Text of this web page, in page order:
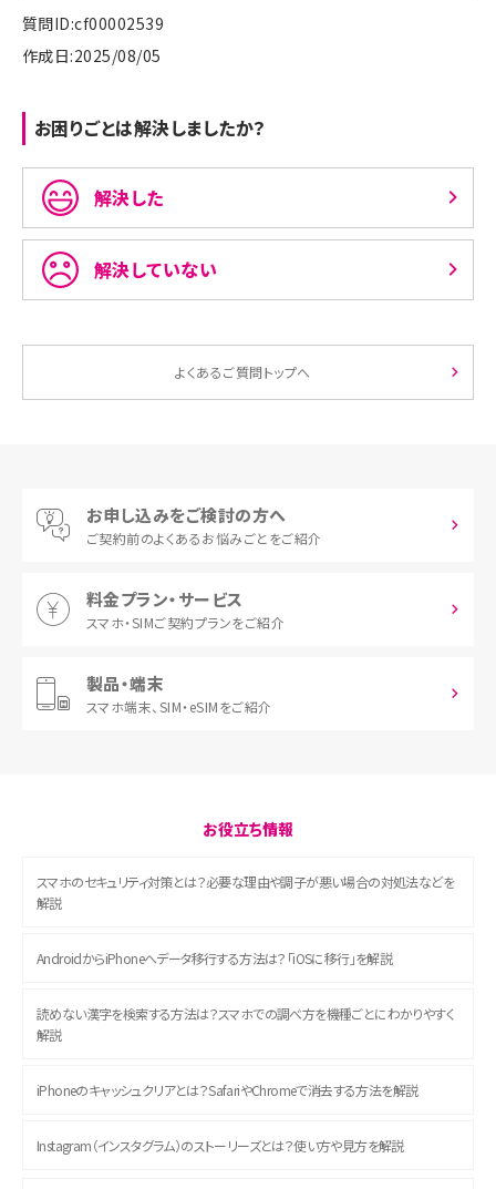
質問ID:cf00002539
作成日:2025/08/05
お困りごとは解決しましたか？
解決した
解決していない
よくあるご質問トップへ
お申し込みをご検討の方へ
ご契約前のよくあるお悩みごとをご紹介
料金プラン・サービス
スマホ・SIMご契約プランをご紹介
製品・端末
スマホ端末、 SIM・eSIMをご紹介
お役立ち情報
スマホのセキュリティ対策とは？必要な理由や調子が悪い場合の対処法などを
解説
AndroidからiPhoneへデータ移行する方法は？「iOSに移行」を解説
読めない漢字を検索する方法は？スマホでの調べ方を機種ごとにわかりやすく
解説
iPhoneのキャッシュクリアとは？SafariやChromeで消去する方法を解説
Instagram（インスタグラム）のストーリーズとは？使い方や見方を解説